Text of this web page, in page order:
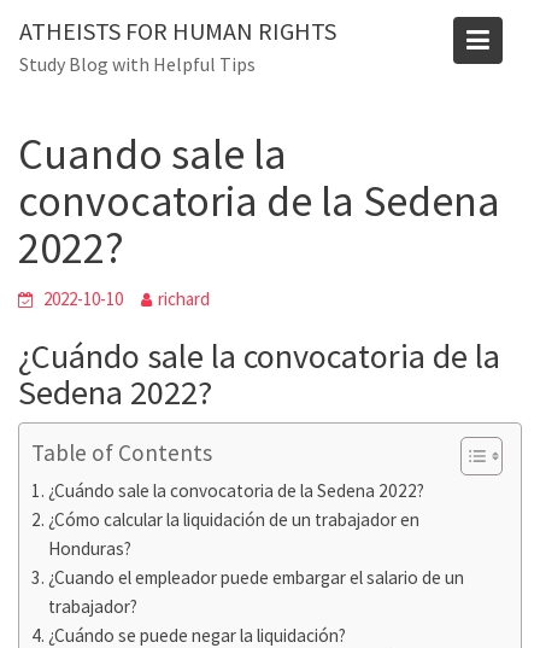
content
ATHEISTS FOR HUMAN RIGHTS
Study Blog with Helpful Tips
Blog
Home
Advice
Cuando sale la
convocatoria de la Sedena
2022?
2022-10-10 richard
¿Cuándo sale la convocatoria de la
Sedena 2022?
Table of Contents
¿Cuándo sale la convocatoria de la Sedena 2022?
¿Cómo calcular la liquidación de un trabajador en
Honduras?
¿Cuando el empleador puede embargar el salario de un
trabajador?
¿Cuándo se puede negar la liquidación?